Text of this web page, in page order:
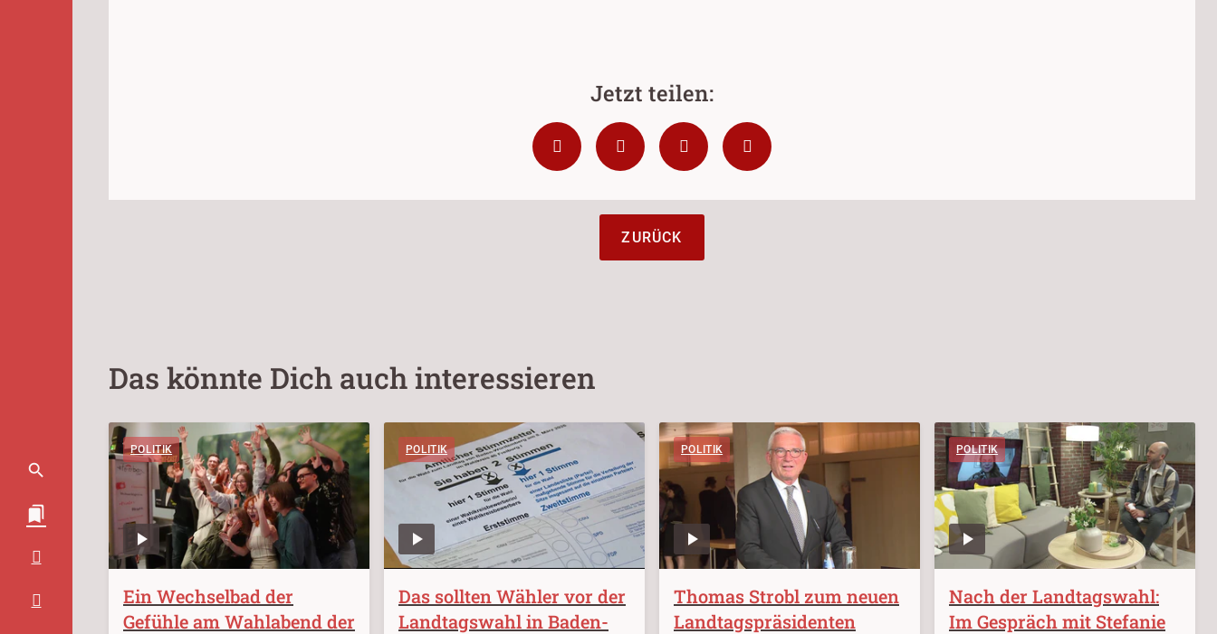
ZURÜCK
Das könnte Dich auch interessieren
POLITIK
Ein Wechselbad der
Gefühle am Wahlabend der
POLITIK
Das sollten Wähler vor der
Landtagswahl in Baden-
POLITIK
Thomas Strobl zum neuen
Landtagspräsidenten
POLITIK
Nach der Landtagswahl:
Im Gespräch mit Stefanie